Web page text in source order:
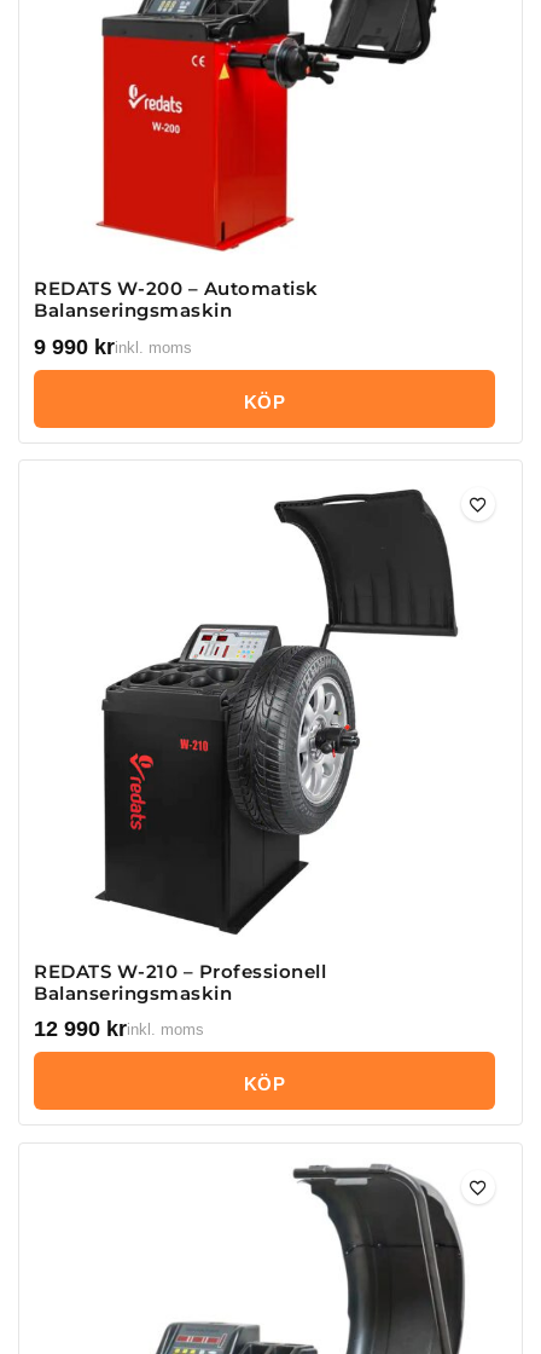
REDATS W-200 – Automatisk
Balanseringsmaskin
9 990 krinkl. moms
KÖP
REDATS W-210 – Professionell
Balanseringsmaskin
12 990 krinkl. moms
KÖP